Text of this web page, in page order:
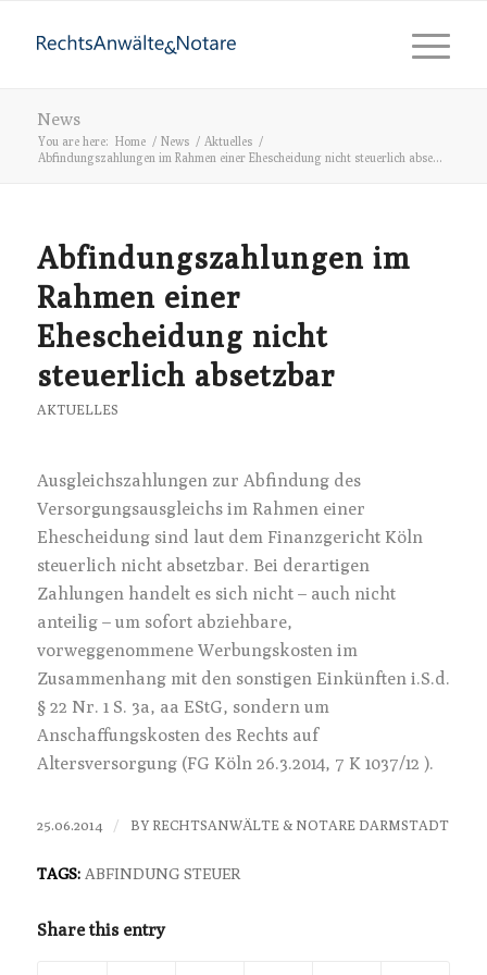
News
You are here: Home / News / Aktuelles /
Abfindungszahlungen im Rahmen einer Ehescheidung nicht steuerlich abse...
Abfindungszahlungen im
Rahmen einer
Ehescheidung nicht
steuerlich absetzbar
AKTUELLES
Ausgleichszahlungen zur Abfindung des
Versorgungsausgleichs im Rahmen einer
Ehescheidung sind laut dem Finanzgericht Köln
steuerlich nicht absetzbar. Bei derartigen
Zahlungen handelt es sich nicht – auch nicht
anteilig – um sofort abziehbare,
vorweggenommene Werbungskosten im
Zusammenhang mit den sonstigen Einkünften i.S.d.
§ 22 Nr. 1 S. 3a, aa EStG, sondern um
Anschaffungskosten des Rechts auf
Altersversorgung (FG Köln 26.3.2014, 7 K 1037/12 ).
25.06.2014 / BY RECHTSANWÄLTE & NOTARE DARMSTADT
TAGS: ABFINDUNG STEUER
Share this entry